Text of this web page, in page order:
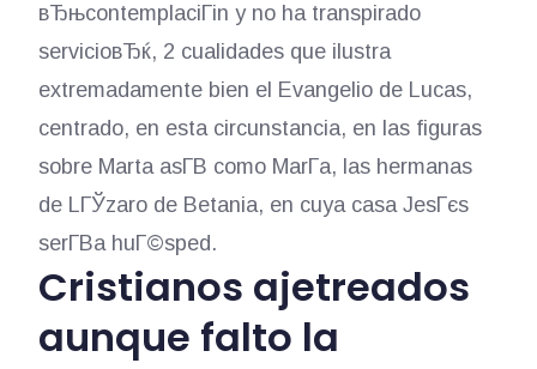
вЂњcontemplaciГіn y no ha transpirado
servicioвЂќ, 2 cualidades que ilustra
extremadamente bien el Evangelio de Lucas,
centrado, en esta circunstancia, en las figuras
sobre Marta asГ­В­ como MarГ­a, las hermanas
de LГЎzaro de Betania, en cuya casa JesГєs
serГ­В­a huГ©sped.
Cristianos ajetreados
aunque falto la